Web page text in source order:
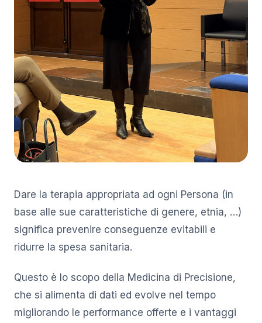
Dare la terapia appropriata ad ogni Persona (in
base alle sue caratteristiche di genere, etnia, …)
significa prevenire conseguenze evitabili e
ridurre la spesa sanitaria.
Questo è lo scopo della Medicina di Precisione,
che si alimenta di dati ed evolve nel tempo
migliorando le performance offerte e i vantaggi